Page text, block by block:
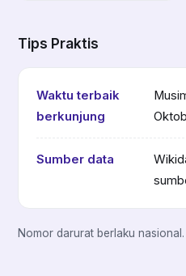
Tips Praktis
Waktu terbaik
berkunjung
Sumber data
Nomor darurat berlaku nasional.